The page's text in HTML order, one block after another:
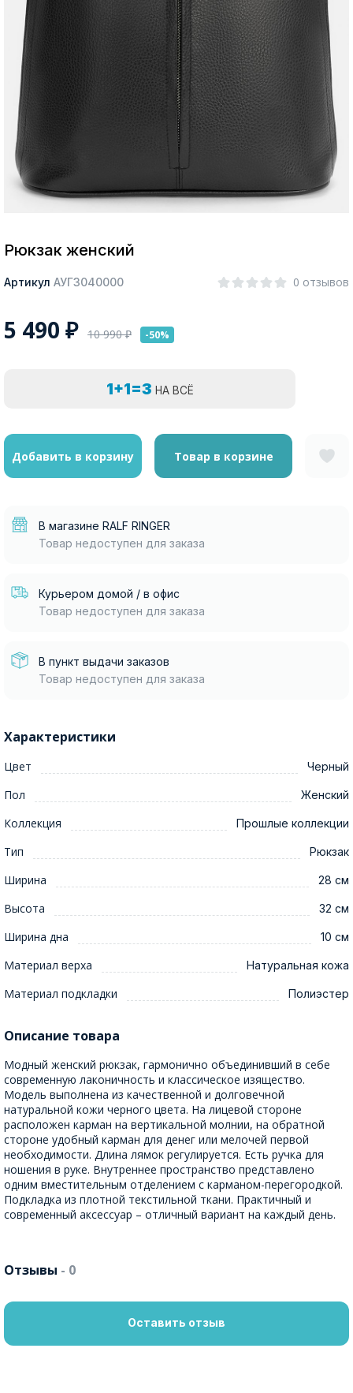
Москва
Да, все верно Изменить город
О компании
Рюкзак женский
Артикул АУГЗ040000 0 отзывов
5 490 ₽ 10 990₽ -50%
1+1=3 НА ВСЁ
Добавить в корзину Товар в корзине
В магазине RALF RINGER
Товар недоступен для заказа
Курьером домой / в офис
Товар недоступен для заказа
В пункт выдачи заказов
Товар недоступен для заказа
Характеристики
Цвет Черный
Пол Женский
Коллекция Прошлые коллекции
Тип Рюкзак
Ширина 28 см
Высота 32 см
Ширина дна 10 см
Материал верха Натуральная кожа
Материал подкладки Полиэстер
Описание товара
Модный женский рюкзак, гармонично объединивший в себе
современную лаконичность и классическое изящество.
Модель выполнена из качественной и долговечной
натуральной кожи черного цвета. На лицевой стороне
расположен карман на вертикальной молнии, на обратной
стороне удобный карман для денег или мелочей первой
необходимости. Длина лямок регулируется. Есть ручка для
ношения в руке. Внутреннее пространство представлено
одним вместительным отделением с карманом-перегородкой.
Подкладка из плотной текстильной ткани. Практичный и
современный аксессуар – отличный вариант на каждый день.
Отзывы - 0
Оставить отзыв